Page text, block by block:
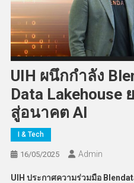
UIH ผนึกกำลัง
Data Lakehouse
สู่อนาคต AI
I & Tech
16/05/2025 Admin
UIH ประกาศความร่วมมือ